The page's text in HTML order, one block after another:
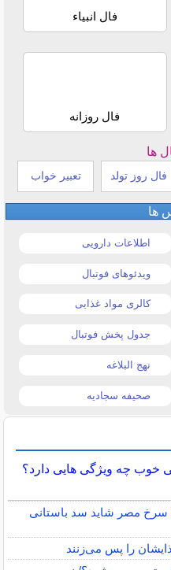
فال انبیاء
فال روزانه
ها
فال روز تولد تعبیر خواب
ها
اطلاعات دارویی
ویدئوهای فوتبال
کالری مواد غذایی
جدول پخش فوتبال
نهج البلاغه
صحیفه سجادیه
خوب چه ویژگی هایی دارد؟
سرخ مصر شاید سد باستانی
را پس می‌زنند